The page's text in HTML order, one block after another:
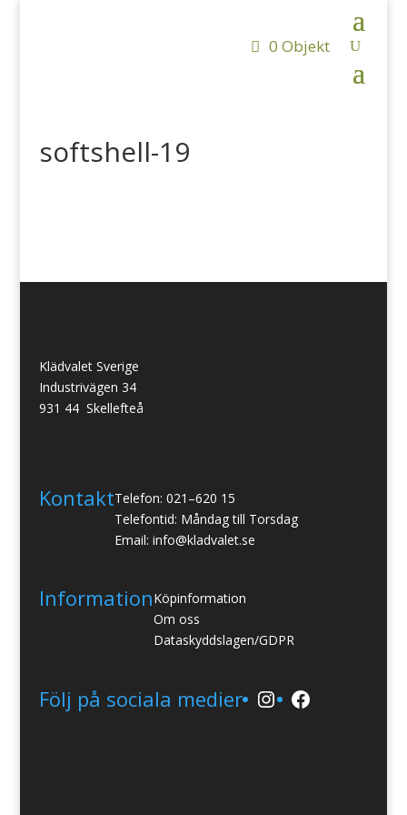
0 Objekt
softshell-19
Klädvalet Sverige
Industrivägen 34
931 44 Skellefteå
KontaktTelefon: 021–620 15
Telefontid: Måndag till Torsdag
Email: info@kladvalet.se
InformationKöpinformation
Om oss
Dataskyddslagen/GDPR
Följ på sociala medier Instagram
Facebook